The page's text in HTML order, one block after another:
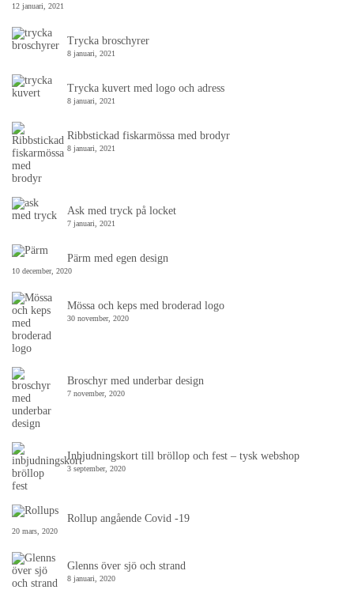
12 januari, 2021
Trycka broschyrer
8 januari, 2021
Trycka kuvert med logo och adress
8 januari, 2021
Ribbstickad fiskarmössa med brodyr
8 januari, 2021
Ask med tryck på locket
7 januari, 2021
Pärm med egen design
10 december, 2020
Mössa och keps med broderad logo
30 november, 2020
Broschyr med underbar design
7 november, 2020
Inbjudningskort till bröllop och fest – tysk webshop
3 september, 2020
Rollup angående Covid -19
20 mars, 2020
Glenns över sjö och strand
8 januari, 2020